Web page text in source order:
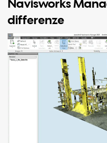
differenze